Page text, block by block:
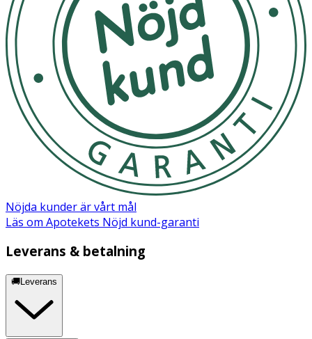
Förvaring
Förvara svalt och torrt och ej i direkt solljus.
Innehåll
Sodium Bicarbonate, Sodium Cocoyl Isethionate, Sodium
Lauroyl Glutamate, Zea Mays Starch, Camellia Sinensis
Leaf Powder, Acetyl Methionine, Lysine HCl, Proline,
Sodium Ascorbyl Phosphate, Theanine, Betaine, Cellulose
Gum, Citric Acid, Papain, Sodium Hyaluronate, Sorbitol,
Carica Papaya Fruit Extract, Glycerin, 1,2Hexanediol
Nöjda kunder är vårt mål
Läs om Apotekets Nöjd kund-garanti
Leverans & betalning
🚚Leverans